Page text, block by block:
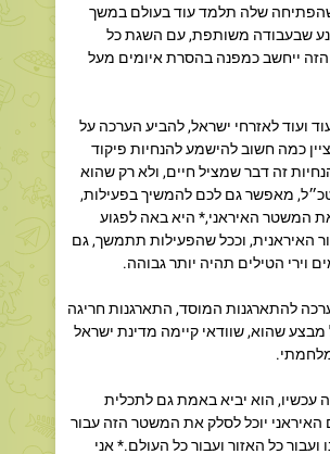
ייחשב כמפנה בהסרת איומים מעל
ועוד לאזרחי ישראל, להביע הערכה על
זה דבר שמציל חיים, ולא רק שהוא
מאפשר גם לכם להמשיך בפעילות,
המשטר האיראני,* היא באה לפגוע
האיראנית, וככל שהפעילות תתמשך, גם
וירי הטילים תהיה יותר גבוהה.
להתארגנות המוסד, התארגנות חריגה
עכשיו, הוא יביא באמת גם לתכלית
כל האזור ועבור כל העולם.* אני
גם תישא פרי ונוכל באמת לזקוף
ישראל וראש הממשלה וכולם את ההישג